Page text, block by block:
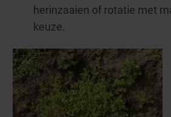
herinzaaien of rotatie met
keuze.